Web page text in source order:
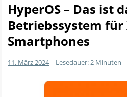
HyperOS – Das ist
Betriebssystem für
Smartphones
11. März 2024 Lesedauer: 2 Minuten